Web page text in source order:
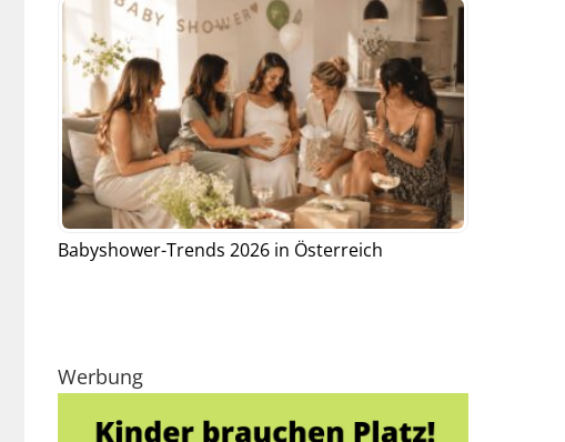
Babyshower-Trends 2026 in Österreich
Werbung